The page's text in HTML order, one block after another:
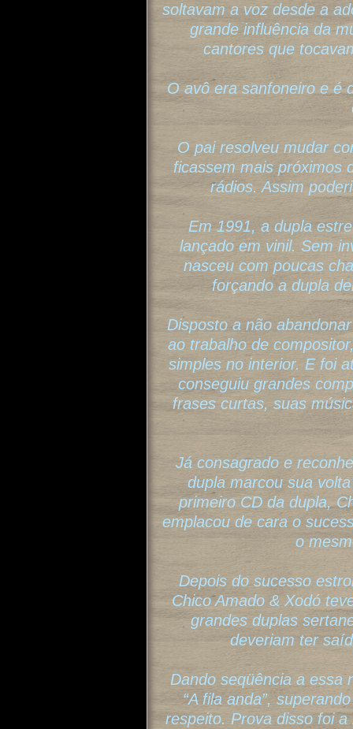
soltavam a voz desde a
grande influência da
cantores que
O avô era sanfoneiro e é
O pai resolveu mudar
ficassem mais próximos
rádios. Assim
Em 1991, a dupla
lançado em vinil. Sem
nasceu com poucas
forçando a dupla
Disposto a não
ao trabalho de
simples no interior. E foi
conseguiu grandes
frases curtas, suas
Já consagrado e
dupla marcou sua
primeiro CD da dupla,
emplacou de cara o
o
Depois do sucesso
Chico Amado & Xodó
grandes duplas
deveriam ter
Dando seqüência a essa
“A fila anda”,
respeito. Prova disso foi